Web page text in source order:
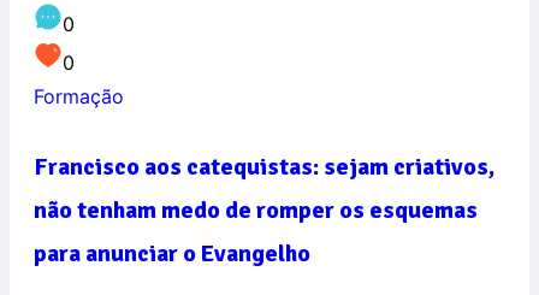
0
0
Formação
Francisco aos catequistas: sejam criativos,
não tenham medo de romper os esquemas
para anunciar o Evangelho